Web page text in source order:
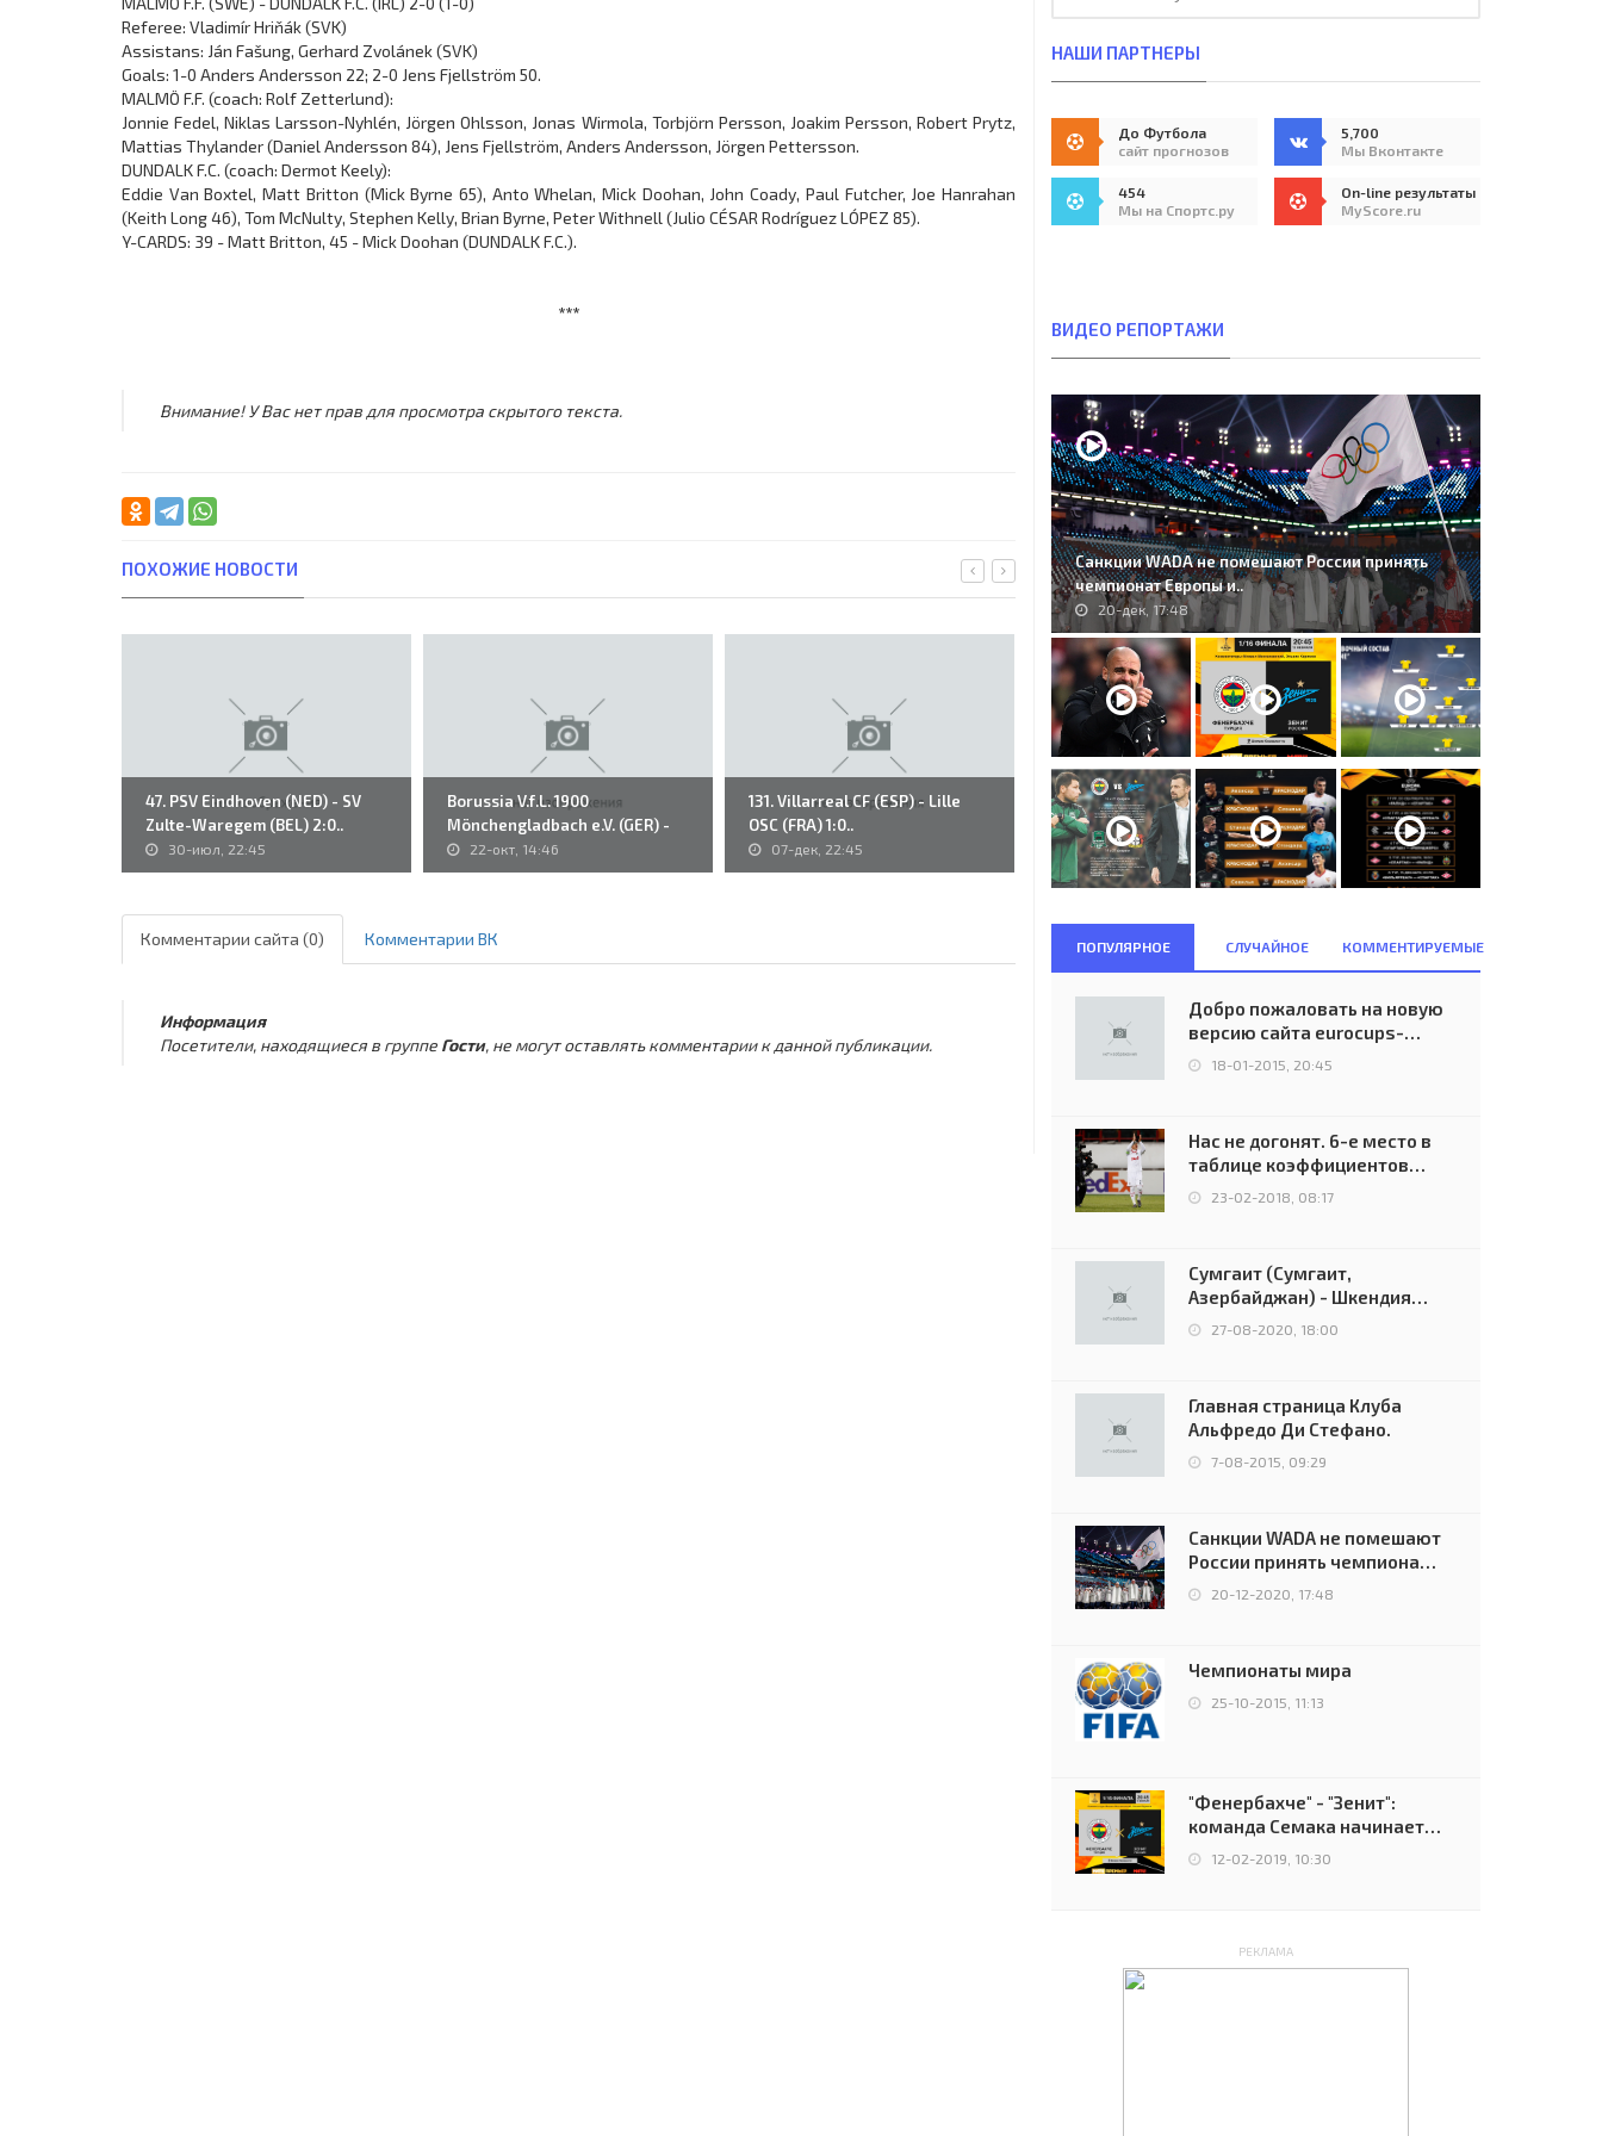
Referee: Vladimír Hriňák (SVK)
Assistans: Ján Fašung, Gerhard Zvolánek (SVK)
Goals: 1-0 Anders Andersson 22; 2-0 Jens Fjellström 50.
MALMÖ F.F. (coach: Rolf Zetterlund):
Jonnie Fedel, Niklas Larsson-Nyhlén, Jörgen Ohlsson, Jonas Wirmola, Torbjörn Persson, Joakim Persson, Robert Prytz,
Mattias Thylander (Daniel Andersson 84), Jens Fjellström, Anders Andersson, Jörgen Pettersson.
DUNDALK F.C. (coach: Dermot Keely):
Eddie Van Boxtel, Matt Britton (Mick Byrne 65), Anto Whelan, Mick Doohan, John Coady, Paul Futcher, Joe Hanrahan
(Keith Long 46), Tom McNulty, Stephen Kelly, Brian Byrne, Peter Withnell (Julio CÉSAR Rodríguez LÓPEZ 85).
Y-CARDS: 39 - Matt Britton, 45 - Mick Doohan (DUNDALK F.C.).
***
Внимание! У Вас нет прав для просмотра скрытого текста.
ПОХОЖИЕ НОВОСТИ
47. PSV Eindhoven (NED) - SV
Zulte-Waregem (BEL) 2:0..
30-июл, 22:45
Borussia V.f.L. 1900
Mönchengladbach e.V. (GER) -
Juventus..
22-окт, 14:46
131. Villarreal CF (ESP) - Lille
OSC (FRA) 1:0..
07-дек, 22:45
75. Rhyl FC (WAL) - Viking FK
(NOR) 0:1..
11-авг, 22:30
170. SL Benfica (POR) - Celtic FC
(SCO) 2:1..
20-ноя, 23:45
Комментарии сайта (0) Комментарии ВК
Информация
Посетители, находящиеся в группе Гости, не могут оставлять комментарии к данной публикации.
НАШИ ПАРТНЕРЫ
До Футбола
сайт прогнозов
5,700
Мы Вконтакте
454
Мы на Спортс.ру
On-line результаты
MyScore.ru
ВИДЕО РЕПОРТАЖИ
Санкции WADA не помешают России принять
чемпионат Европы и..
20-дек, 17:48
ПОПУЛЯРНОЕ СЛУЧАЙНОЕ КОММЕНТИРУЕМЫЕ
Добро пожаловать на новую
версию сайта eurocups-
uefa.ru
18-01-2015, 20:45
Нас не догонят. 6-е место в
таблице коэффициентов
УЕФА остаётся за Россией
23-02-2018, 08:17
Сумгаит (Сумгаит,
Азербайджан) - Шкендия
(Тетово, Северная
Македония) - 0:2 (0:0)
27-08-2020, 18:00
Главная страница Клуба
Альфредо Ди Стефано.
7-08-2015, 09:29
Санкции WADA не помешают
России принять чемпионат
Европы и финал Лиги
чемпионов.
20-12-2020, 17:48
Чемпионаты мира
25-10-2015, 11:13
"Фенербахче" - "Зенит":
команда Семака начинает
путь в плей-офф Лиги
12-02-2019, 10:30
РЕКЛАМА